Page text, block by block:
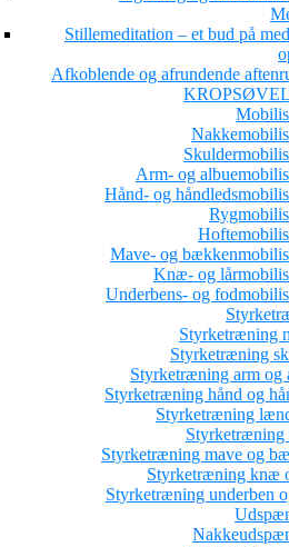
Stillemeditation – et bud på
Afkoblende og afrundende
Arm- og
Hånd- og
Mave- og
Knæ- og
Underbens- og
Styrketræning
Styrketræning
Styrketræning arm og
Styrketræning hånd og
Styrketræning
Styrketræning
Styrketræning mave og
Styrketræning knæ
Styrketræning underben